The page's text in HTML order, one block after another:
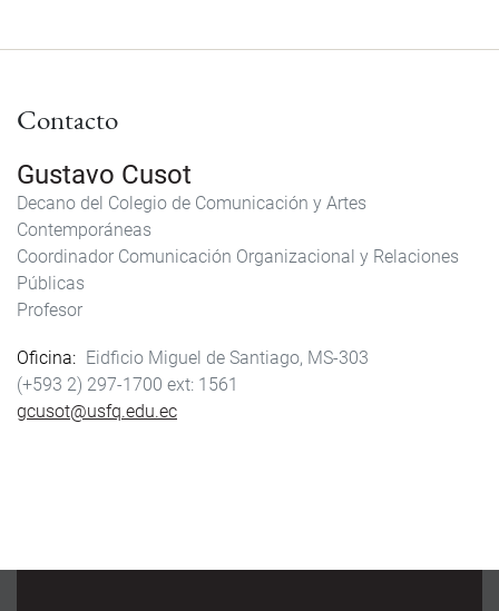
Contacto
Gustavo Cusot
Decano del Colegio de Comunicación y Artes
Contemporáneas
Coordinador Comunicación Organizacional y Relaciones
Públicas
Profesor
Oficina
Eidficio Miguel de Santiago, MS-303
(+593 2) 297-1700
1561
gcusot@usfq.edu.ec